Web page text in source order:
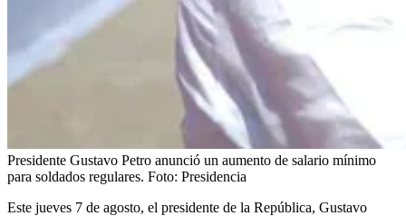
Presidente Gustavo Petro anunció un aumento de salario mínimo
para soldados regulares. Foto: Presidencia
Este jueves 7 de agosto, el presidente de la República, Gustavo